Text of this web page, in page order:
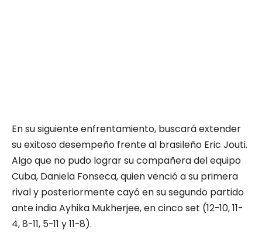
En su siguiente enfrentamiento, buscará extender
su exitoso desempeño frente al brasileño Eric Jouti.
Algo que no pudo lograr su compañera del equipo
Cuba, Daniela Fonseca, quien venció a su primera
rival y posteriormente cayó en su segundo partido
ante india Ayhika Mukherjee, en cinco set (12-10, 11-
4, 8-11, 5-11 y 11-8).